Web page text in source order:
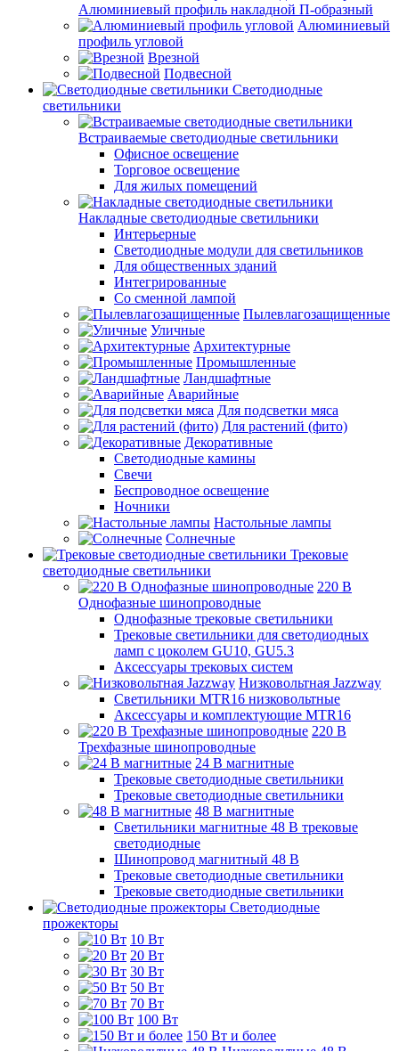
Алюминиевый профиль накладной П-образный
Алюминиевый
профиль угловой
Врезной
Подвесной
Светодиодные
светильники
Встраиваемые светодиодные светильники
Офисное освещение
Торговое освещение
Для жилых помещений
Накладные светодиодные светильники
Интерьерные
Светодиодные модули для светильников
Для общественных зданий
Интегрированные
Со сменной лампой
Пылевлагозащищенные
Уличные
Архитектурные
Промышленные
Ландшафтные
Аварийные
Для подсветки мяса
Для растений (фито)
Декоративные
Светодиодные камины
Свечи
Беспроводное освещение
Ночники
Настольные лампы
Солнечные
Трековые
светодиодные светильники
220 B
Однофазные шинопроводные
Однофазные трековые светильники
Трековые светильники для светодиодных
ламп с цоколем GU10, GU5.3
Аксессуары трековых систем
Низковольтная Jazzway
Светильники MTR16 низковольтные
Аксессуары и комплектующие MTR16
220 B
Трехфазные шинопроводные
24 B магнитные
Трековые светодиодные светильники
Трековые светодиодные светильники
48 B магнитные
Светильники магнитные 48 В трековые
светодиодные
Шинопровод магнитный 48 В
Трековые светодиодные светильники
Трековые светодиодные светильники
Светодиодные
прожекторы
10 Вт
20 Вт
30 Вт
50 Вт
70 Вт
100 Вт
150 Вт и более
Низковольтные 48 В